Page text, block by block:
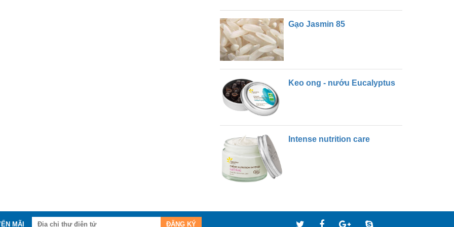
Gạo Jasmin 85
Keo ong - nướu Eucalyptus
Intense nutrition care
MÃI ĐĂNG KÝ